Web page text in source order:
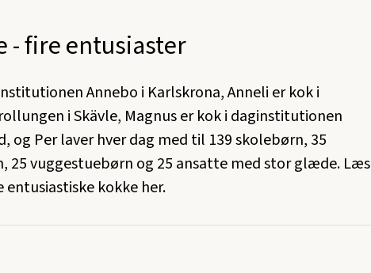
- fire entusiaster
Annebo i Karlskrona, Anneli er kok i
i Skävle, Magnus er kok i daginstitutionen
og Per laver hver dag med til 139 skolebørn, 35
25 vuggestuebørn og 25 ansatte med stor glæde. Læs
entusiastiske kokke her.